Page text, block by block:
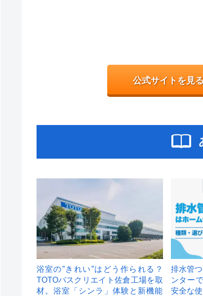
公式サイトを見
浴室の”きれい”はどう作られる？
TOTOバスクリエイト佐倉工場を取
材。浴室「シンラ」体験と新機能
排水管
ンター
安全な